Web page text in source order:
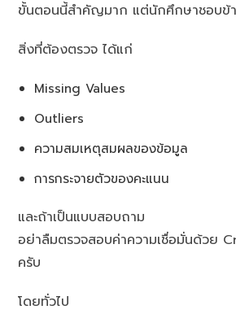
ขั้นตอนนี้สำคัญมาก แต่นักศึกษาชอบข้
สิ่งที่ต้องตรวจ ได้แก่
Missing Values
Outliers
ความสมเหตุสมผลของข้อมูล
การกระจายตัวของคะแนน
และถ้าเป็นแบบสอบถาม
อย่าลืมตรวจสอบค่าความเชื่อมั่นด้วย
ครับ
โดยทั่วไป